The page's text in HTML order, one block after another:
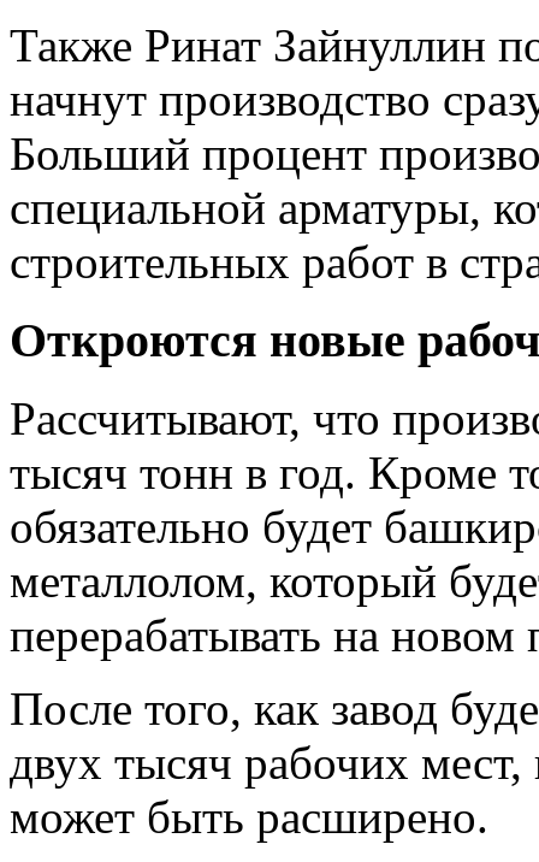
Также Ринат Зайнуллин
начнут производство
Больший процент
специальной арматуры,
строительных работ в
Откроются новые
Рассчитывают, что
тысяч тонн в год. Кроме
обязательно будет
металлолом, который
перерабатывать на новом
После того, как завод
двух тысяч рабочих
может быть расширено.